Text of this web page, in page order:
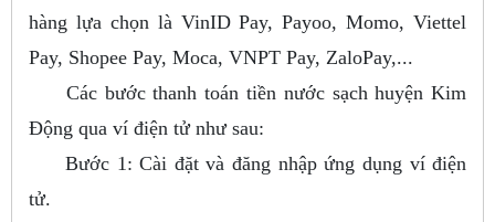
hàng lựa chọn là VinID Pay, Payoo, Momo, Viettel
Pay, Shopee Pay, Moca, VNPT Pay, ZaloPay,...
Các bước thanh toán tiền nước sạch huyện Kim
Động qua ví điện tử như sau:
Bước 1: Cài đặt và đăng nhập ứng dụng ví điện
tử.